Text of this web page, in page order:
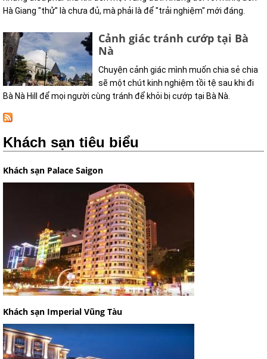
Hà Giang "thử" là chưa đủ, mà phải là để "trải nghiệm" mới đáng.
Cảnh giác tránh cướp tại Bà
Nà
Chuyện cảnh giác mình muốn chia sẻ chia
sẽ một chút kinh nghiệm tồi tệ sau khi đi
Bà Nà Hill để mọi người cùng tránh để khỏi bị cướp tại Bà Nà.
Khách sạn tiêu biểu
Khách sạn Palace Saigon
Khách sạn Imperial Vũng Tàu